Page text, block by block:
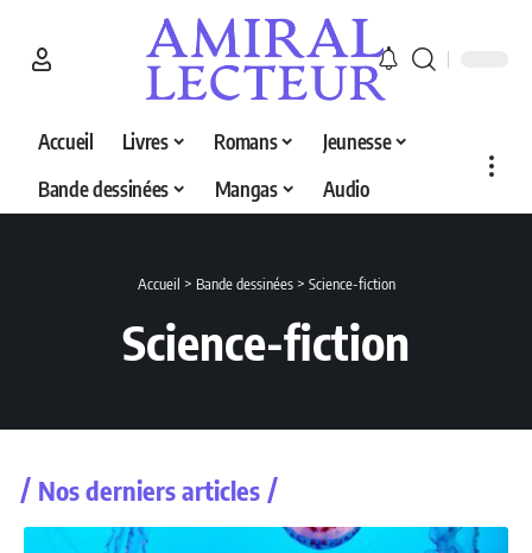
Accueil Livres Romans
Jeunesse
Bande dessinées
Mangas Audio
Accueil > Bande dessinées> Science-fiction
Science-fiction
Nos derniers articles